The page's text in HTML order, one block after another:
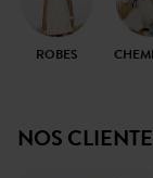
ROBES
NOS